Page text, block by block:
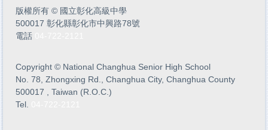
版權所有 © 國立彰化高級中學
500017 彰化縣彰化市中興路78號
電話
Copyright © National Changhua Senior High School
No. 78, Zhongxing Rd., Changhua City, Changhua County
500017 , Taiwan (R.O.C.)
Tel.